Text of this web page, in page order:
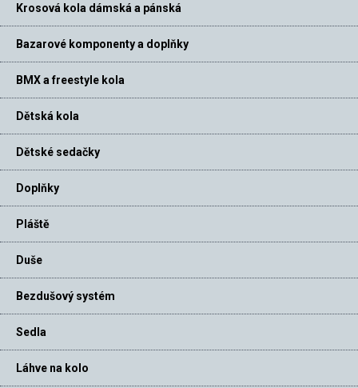
Krosová kola dámská a pánská
Bazarové komponenty a doplňky
BMX a freestyle kola
Dětská kola
Dětské sedačky
Doplňky
Pláště
Duše
Bezdušový systém
Sedla
Láhve na kolo